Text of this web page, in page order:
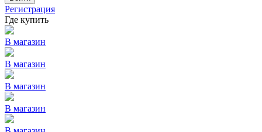
Регистрация
Где купить
В магазин
В магазин
В магазин
В магазин